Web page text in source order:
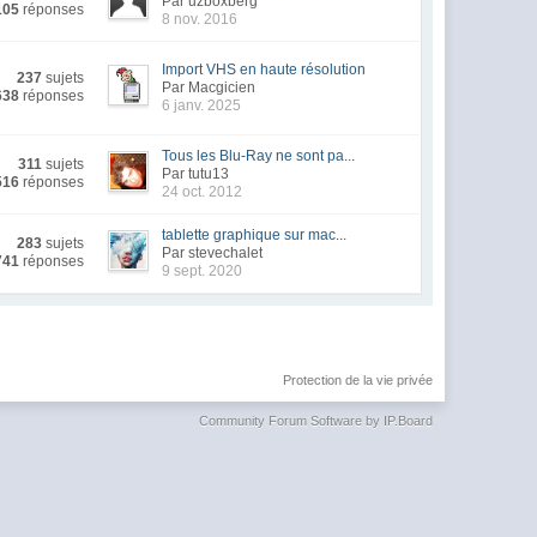
réponses
8 nov. 2016
237 sujets
réponses
Import VHS en haute résolution
Par Macgicien
6 janv. 2025
311 sujets
réponses
Tous les Blu-Ray ne sont pa...
Par tutu13
24 oct. 2012
283 sujets
réponses
tablette graphique sur mac...
Par stevechalet
9 sept. 2020
Protection de la vie privée
Community Forum Software by IP.Board